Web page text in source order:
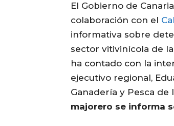
El Gobierno de
colaboración con el
informativa sobre
sector vitivinícola de
ha contado con la
ejecutivo regional,
Ganadería y Pesca de
majorero se informa